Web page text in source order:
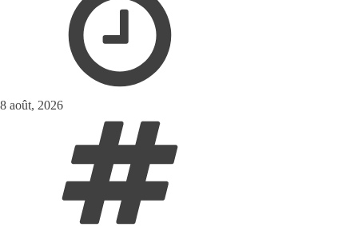
8 août, 2026